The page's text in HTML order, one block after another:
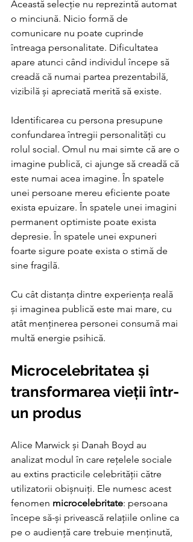
Această selecție nu reprezintă automat
o minciună. Nicio formă de
comunicare nu poate cuprinde
întreaga personalitate. Dificultatea
apare atunci când individul începe să
creadă că numai partea prezentabilă,
vizibilă și apreciată merită să existe.
Identificarea cu persona presupune
confundarea întregii personalități cu
rolul social. Omul nu mai simte că are o
imagine publică, ci ajunge să creadă că
este numai acea imagine. În spatele
unei persoane mereu eficiente poate
exista epuizare. În spatele unei imagini
permanent optimiste poate exista
depresie. În spatele unei expuneri
foarte sigure poate exista o stimă de
sine fragilă.
Cu cât distanța dintre experiența reală
și imaginea publică este mai mare, cu
atât menținerea personei consumă mai
multă energie psihică.
Microcelebritatea și
transformarea vieții într-
un produs
Alice Marwick și Danah Boyd au
analizat modul în care rețelele sociale
au extins practicile celebrității către
utilizatorii obișnuiți. Ele numesc acest
fenomen microcelebritate: persoana
începe să-și privească relațiile online ca
pe o audiență care trebuie menținută,